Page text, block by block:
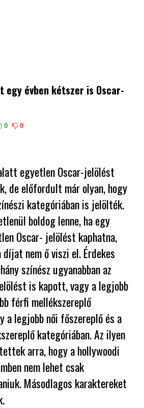
egy évben kétszer is Oscar-
0 0
egyetlen Oscar-jelölést
de előfordult már olyan, hogy
kategóriában is jelölték.
boldog lenne, ha egy
Oscar- jelölést kaphatna,
nem ő viszi el. Érdekes
színész ugyanabban az
is kapott, vagy a legjobb
férfi mellékszereplő
a legjobb női főszereplő és a
kategóriában. Az ilyen
arra, hogy a hollywoodi
nem lehet csak
Másodlagos karaktereket